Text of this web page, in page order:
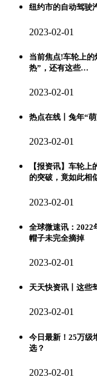
纽约市的自动驾驶
2023-02-01
当前焦点!车轮上
热”，还有这些…
2023-02-01
热点在线丨兔年“
2023-02-01
【报资讯】车轮
的突破，竟如此相
2023-02-01
全球微速讯：2022
帽子未完全摘掉
2023-02-01
天天快资讯丨这些
2023-02-01
今日最新！25万级
选？
2023-02-01